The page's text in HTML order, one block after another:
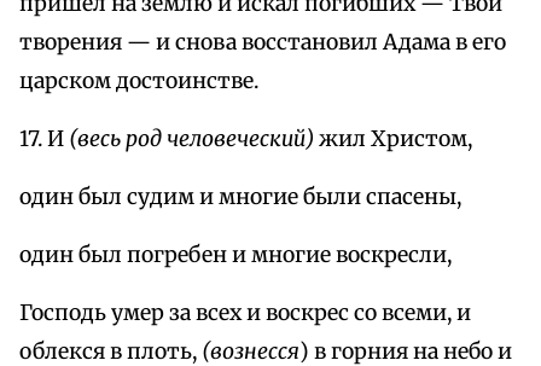
творения — и снова восстановил Адама в его
царском достоинстве.
17. И (весь род человеческий) жил Христом,
один был судим и многие были спасены,
один был погребен и многие воскресли,
Господь умер за всех и воскрес со всеми, и
облекся в плоть, (вознесся) в горния на небо и